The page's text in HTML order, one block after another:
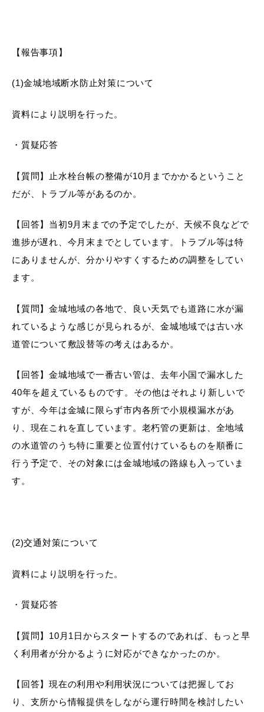
【報告事項】
(1)金城地域断水防止対策について
資料により説明を行った。
・質疑応答
【質問】止水栓台帳の整備が10月までかかるということ
だが、トラブル等があるのか。
【回答】当初9月末までの予定でしたが、天候不良などで
進捗が遅れ、今月末までとしています。トラブル等は特
にありませんが、分かりやすくするための調整をしてい
ます。
【質問】金城地域の各地で、良い天気でも道路に水が漏
れているような感じが見られるが、金城地域では古い水
道管について敷設替等の考えはあるか。
【回答】金城地域で一番古い管は、去年小国で漏水した
40年を超えているものです。その他はそれより新しいで
すが、今年は金城に限らず市内各所で小規模漏水があ
り、現在これを直しています。老朽管の更新は、全地域
の水道管のうち特に重要と位置付けているものを順番に
行う予定で、その対象には金城地域の路線も入っていま
す。
(2)交通対策について
資料により説明を行った。
・質疑応答
【質問】10月1日からスタートするのであれば、もっと早
く利用者が分かるように対応ができなかったのか。
【回答】現在の利用や利用状況については把握してお
り、支所から情報提供をしながら運行時間を検討したい